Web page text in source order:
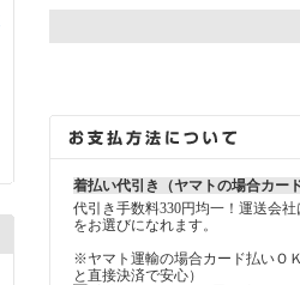
着払い代引き（ヤマトの場合カー
代引き手数料330円均一！運送会
をお選びになれます。
※ヤマト運輸の場合カード払いＯ
と直接決済で安心）